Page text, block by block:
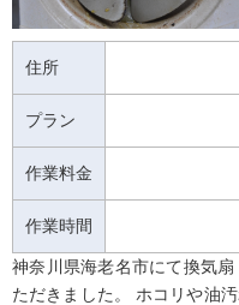
住所
プラン
作業料金
作業時間
神奈川県海老名市にて換気
ただきました。 ホコリや油